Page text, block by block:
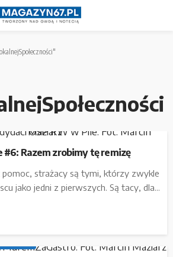
PODKAST W TERENIE
Razem zrobimy tę remizę
strażacy są tymi, którzy zwykle
jako jedni z pierwszych. Są tacy, dla...